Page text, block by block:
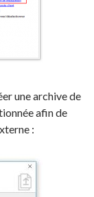
une archive de
afin de
: